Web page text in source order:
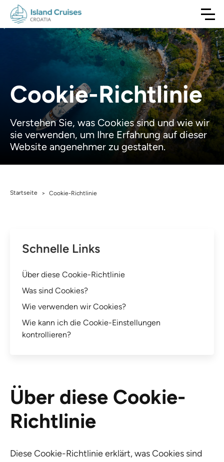
Cookie-Richtlinie
Verstehen Sie, was Cookies sind und wie wir
sie verwenden, um Ihre Erfahrung auf dieser
Website angenehmer zu gestalten.
Startseite > Cookie-Richtlinie
Schnelle Links
Über diese Cookie-Richtlinie
Was sind Cookies?
Wie verwenden wir Cookies?
Wie kann ich die Cookie-Einstellungen
kontrollieren?
Über diese Cookie-
Richtlinie
Diese Cookie-Richtlinie erklärt, was Cookies sind